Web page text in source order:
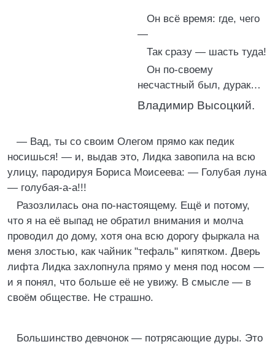
Он всё время: где, чего
—
Так сразу — шасть туда!
Он по-своему
несчастный был, дурак…
Владимир Высоцкий.
— Вад, ты со своим Олегом прямо как педик
носишься! — и, выдав это, Лидка завопила на всю
улицу, пародируя Бориса Моисеева: — Голубая луна
— голубая-а-а!!!
Разозлилась она по-настоящему. Ещё и потому,
что я на её выпад не обратил внимания и молча
проводил до дому, хотя она всю дорогу фыркала на
меня злостью, как чайник "тефаль" кипятком. Дверь
лифта Лидка захлопнула прямо у меня под носом —
и я понял, что больше её не увижу. В смысле — в
своём обществе. Не страшно.
Большинство девчонок — потрясающие дуры. Это